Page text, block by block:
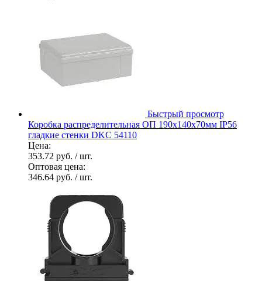
Быстрый просмотр
Коробка распределительная ОП 190х140х70мм IP56
гладкие стенки DKC 54110
Цена:
353.72 руб. / шт.
Оптовая цена:
346.64 руб. / шт.